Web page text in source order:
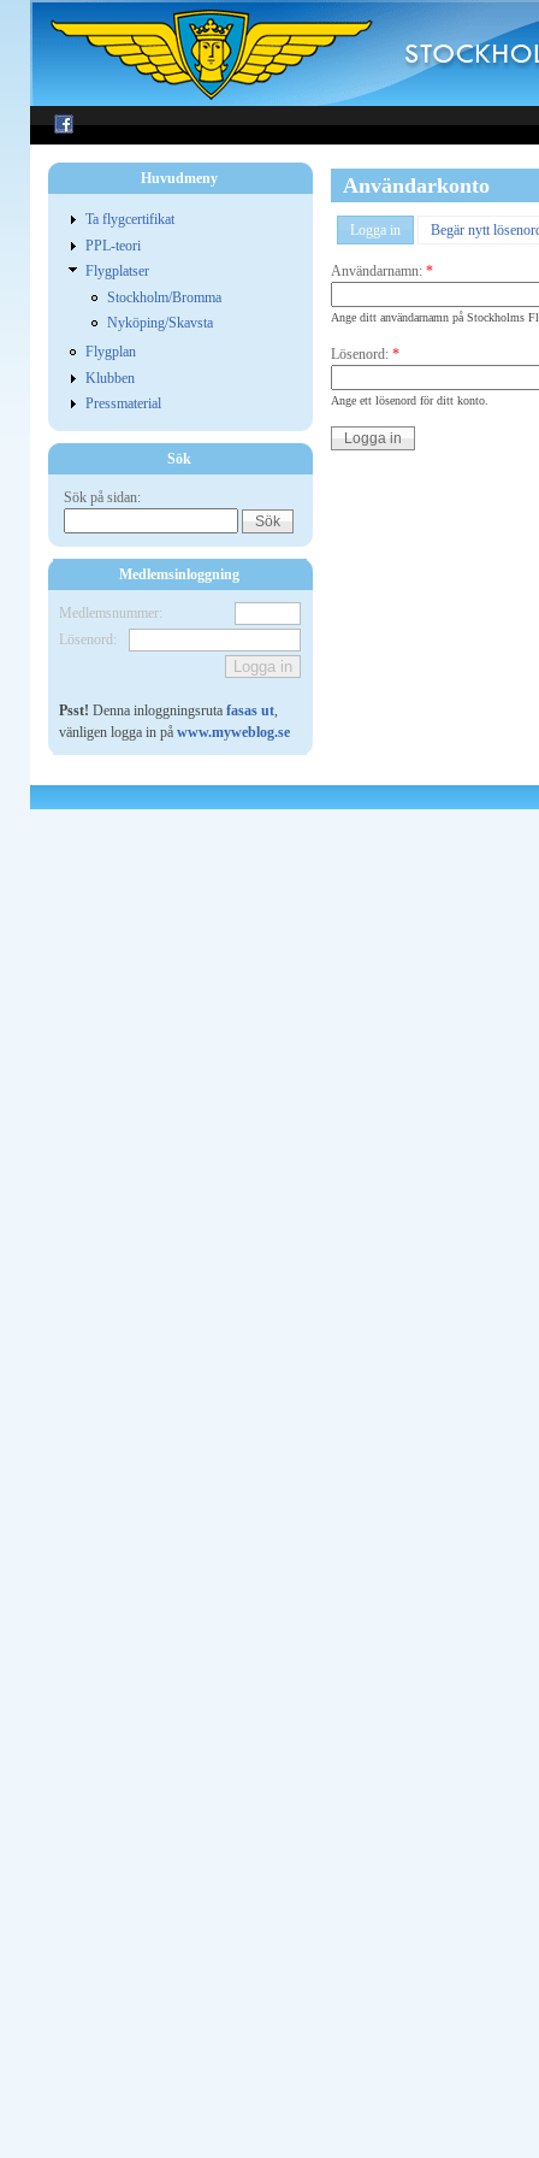
Huvudmeny
Ta flygcertifikat
PPL-teori
Flygplatser
Stockholm/Bromma
Nyköping/Skavsta
Flygplan
Klubben
Pressmaterial
Sök
Sök på sidan:
Medlemsinloggning
Medlemsnummer:
Lösenord:
Psst! Denna inloggningsruta fasas ut,
vänligen logga in på www.myweblog.se
Användarkonto
Logga in Begär nytt
Användarnamn: *
Ange ditt användarnamn på Stockholms
Lösenord: *
Ange ett lösenord för ditt konto.